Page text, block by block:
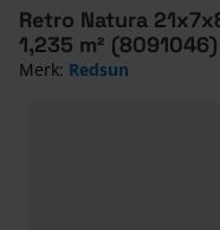
Retro Natura
1,235 m² (8091046)
Merk: Redsun